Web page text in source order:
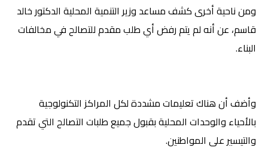
ومن ناحية أخرى كشف مساعد وزير التنمية المحلية الدكتور خالد
قاسم، عن أنه لم يتم رفض أي طلب مقدم للتصالح في مخالفات
البناء.
وأضف أن هناك تعليمات مشددة لكل المراكز التكنولوجية
بالأحياء والوحدات المحلية بقبول جميع طلبات التصالح التي تقدم
والتيسير على المواطنين.